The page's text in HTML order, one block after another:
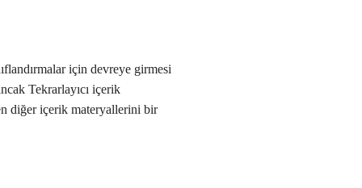
için devreye girmesi
Tekrarlayıcı içerik
diğer içerik materyallerini bir